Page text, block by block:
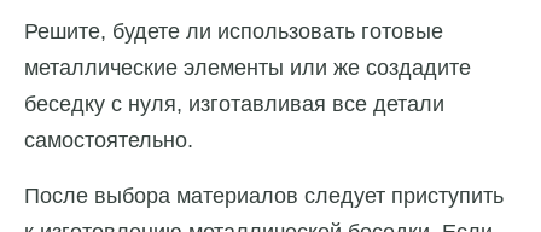
Решите, будете ли использовать готовые
металлические элементы или же создадите
беседку с нуля, изготавливая все детали
самостоятельно.
После выбора материалов следует приступить